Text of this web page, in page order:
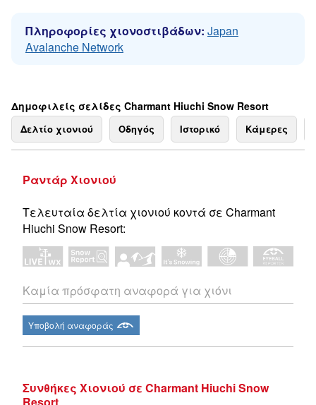
Πληροφορίες χιονοστιβάδων: Japan
Avalanche Network
Δημοφιλείς σελίδες Charmant Hiuchi Snow Resort
Δελτίο χιονιού Οδηγός Ιστορικό Κάμερες
Ραντάρ Χιονιού
Τελευταία δελτία χιονιού κοντά σε Charmant
Hiuchi Snow Resort:
Καμία πρόσφατη αναφορά για χιόνι
Υποβολή αναφοράς
Συνθήκες Χιονιού σε Charmant Hiuchi Snow